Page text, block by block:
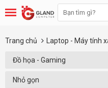
Trang chủ Laptop - Máy tính
Đồ họa - Gaming
Nhỏ gọn